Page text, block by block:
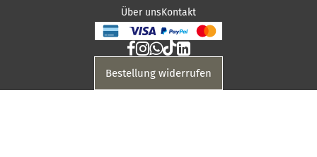
Über unsKontakt
Bestellung widerrufen